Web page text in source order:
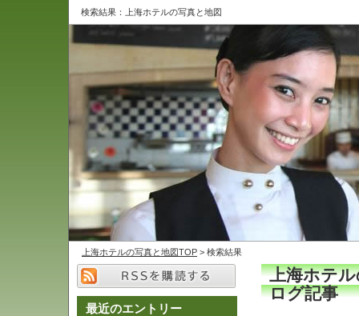
検索結果：上海ホテルの写真と地図
上海ホテ
ログ記事
最近のエントリー
上海ホテルの写真と地図TOP > 検索結果